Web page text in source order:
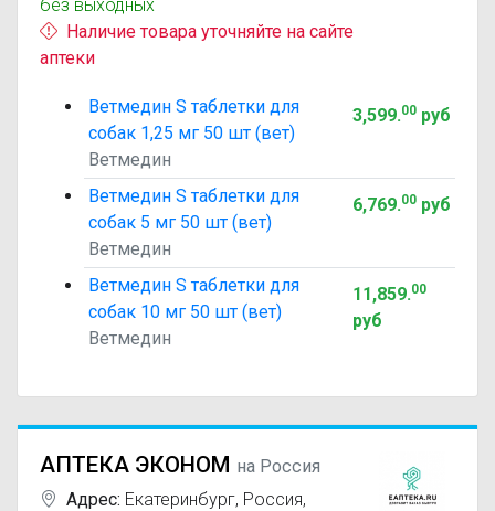
без выходных
Наличие товара уточняйте на сайте
аптеки
Ветмедин S таблетки для
собак 1,25 мг 50 шт (вет)
Ветмедин
3,599.00руб
Ветмедин S таблетки для
собак 5 мг 50 шт (вет)
Ветмедин
6,769.00руб
Ветмедин S таблетки для
собак 10 мг 50 шт (вет)
Ветмедин
11,859.00
руб
АПТЕКА ЭКОНОМ на Россия
Адрес: Екатеринбург, Россия,